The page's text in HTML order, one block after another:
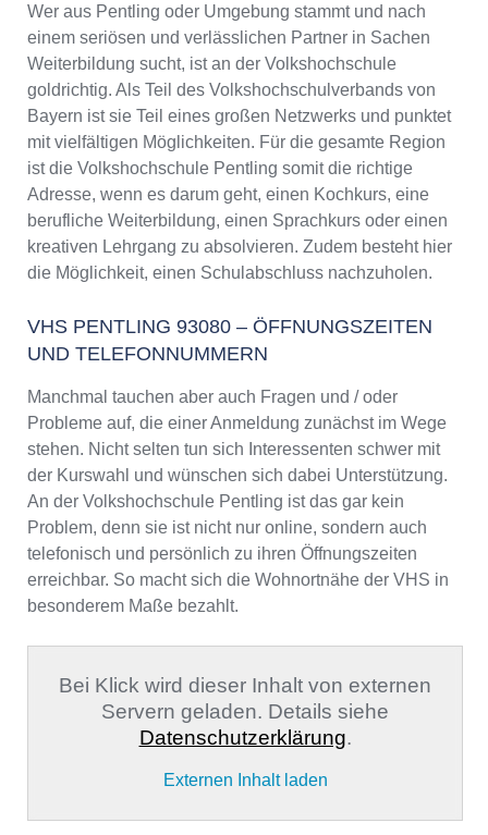
Wer aus Pentling oder Umgebung stammt und nach
einem seriösen und verlässlichen Partner in Sachen
Weiterbildung sucht, ist an der Volkshochschule
goldrichtig. Als Teil des Volkshochschulverbands von
Bayern ist sie Teil eines großen Netzwerks und punktet
mit vielfältigen Möglichkeiten. Für die gesamte Region
ist die Volkshochschule Pentling somit die richtige
Adresse, wenn es darum geht, einen Kochkurs, eine
berufliche Weiterbildung, einen Sprachkurs oder einen
kreativen Lehrgang zu absolvieren. Zudem besteht hier
die Möglichkeit, einen Schulabschluss nachzuholen.
VHS PENTLING 93080 – ÖFFNUNGSZEITEN
UND TELEFONNUMMERN
Manchmal tauchen aber auch Fragen und / oder
Probleme auf, die einer Anmeldung zunächst im Wege
stehen. Nicht selten tun sich Interessenten schwer mit
der Kurswahl und wünschen sich dabei Unterstützung.
An der Volkshochschule Pentling ist das gar kein
Problem, denn sie ist nicht nur online, sondern auch
telefonisch und persönlich zu ihren Öffnungszeiten
erreichbar. So macht sich die Wohnortnähe der VHS in
besonderem Maße bezahlt.
Bei Klick wird dieser Inhalt von externen
Servern geladen. Details siehe
Datenschutzerklärung.
Externen Inhalt laden